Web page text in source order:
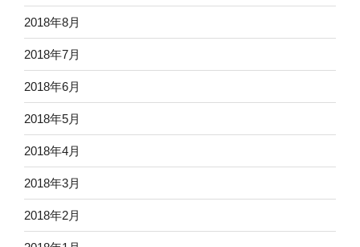
2018年8月
2018年7月
2018年6月
2018年5月
2018年4月
2018年3月
2018年2月